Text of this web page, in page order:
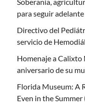
para seguir adelante
Directivo del
servicio de
Homenaje a Calixto
aniversario de su
Florida Museum: A
Even in the